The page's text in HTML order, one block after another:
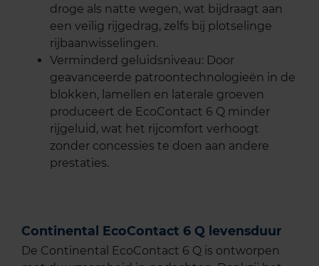
droge als natte wegen, wat bijdraagt aan
een veilig rijgedrag, zelfs bij plotselinge
rijbaanwisselingen.
Verminderd geluidsniveau: Door
geavanceerde patroontechnologieën in de
blokken, lamellen en laterale groeven
produceert de EcoContact 6 Q minder
rijgeluid, wat het rijcomfort verhoogt
zonder concessies te doen aan andere
prestaties.
Continental EcoContact 6 Q levensduur
De Continental EcoContact 6 Q is ontworpen